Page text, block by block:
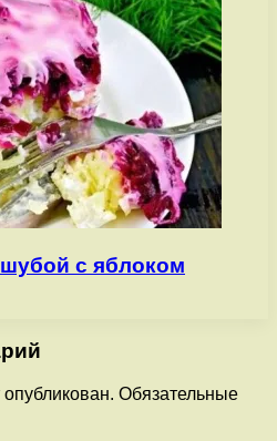
с яблоком
Обязательные